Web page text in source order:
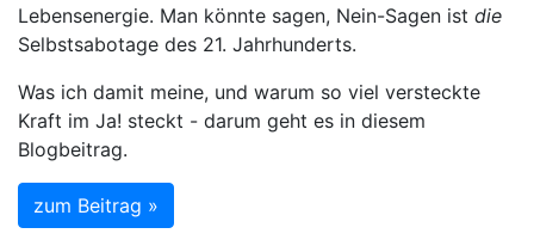
Lebensenergie. Man könnte sagen, Nein-Sagen ist die
Selbstsabotage des 21. Jahrhunderts.
Was ich damit meine, und warum so viel versteckte
Kraft im Ja! steckt - darum geht es in diesem
Blogbeitrag.
zum Beitrag »